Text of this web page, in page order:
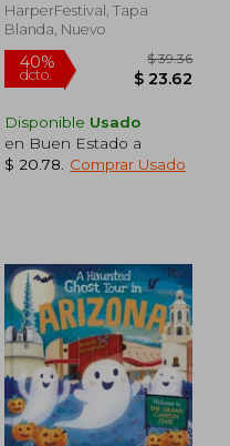
40%
dcto. $
HarperFestival, Tapa
Blanda, Nuevo
Disponible Usado
en Buen Estado a
$ 20.78
Comprar Usado